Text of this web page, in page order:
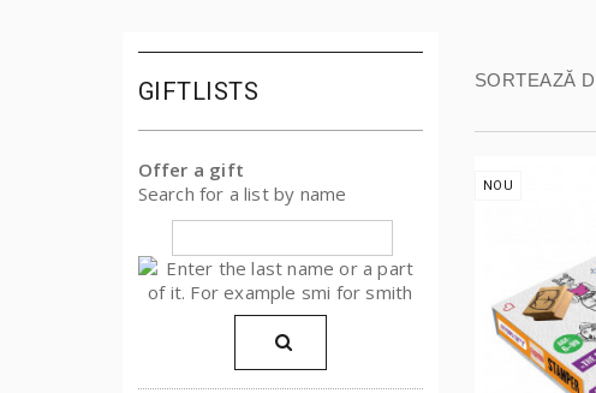
GIFTLISTS
Offer a gift
Search for a list by name
SORTEAZĂ
NOU